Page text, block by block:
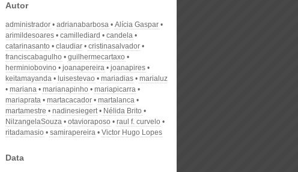
Autor
administrador adrianabarbosa
Alícia Gaspar
arimildesoares
camillediard
candela
catarinasanto
claudiar
cristinasalvador
franciscabagulho
guilhermecartaxo
herminiobovino
joanapereira
joanapires
keitamayanda
luisestevao mariadias
marialuz
mariana
marianapinho
mariapicarra
mariaprata
martacacador
martalanca
martamestre
nadinesiegert
Nélida Brito
NilzangelaSouza
otavioraposo
raul f. curvelo
ritadamasio
samirapereira Victor Hugo Lopes
Data